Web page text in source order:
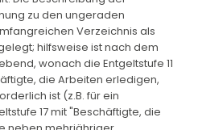
zu den ungeraden
Verzeichnis als
hilfsweise ist nach dem
wonach die Entgeltstufe 11
die Arbeiten erledigen,
ist (z.B. für ein
17 mit "Beschäftigte, die